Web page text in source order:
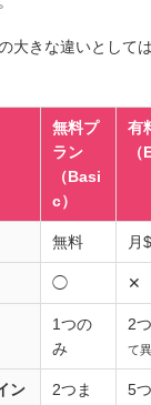
大きな違いとして
無料プ
ラン
（Basi
c）
有
（
無料 月
◯ ✕
1つの
み
2
て
ン
2つま
5